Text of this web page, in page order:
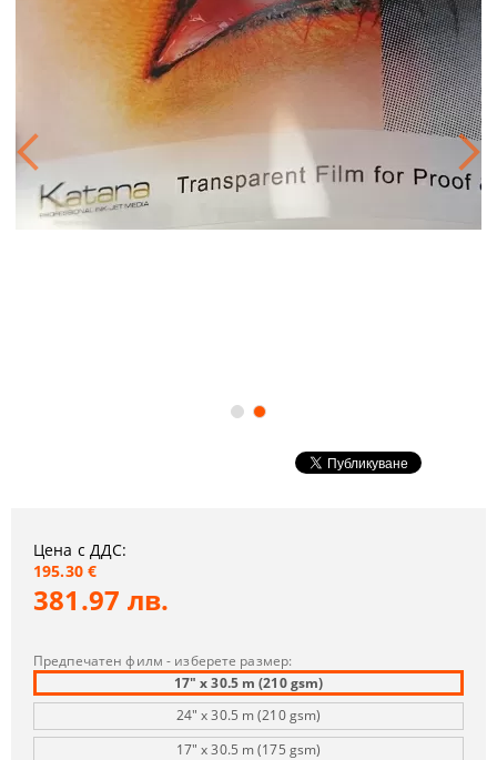
Цена с ДДС:
195.30 €
381.97 лв.
Предпечатен филм - изберете размер:
17" x 30.5 m (210 gsm)
24" x 30.5 m (210 gsm)
17" x 30.5 m (175 gsm)